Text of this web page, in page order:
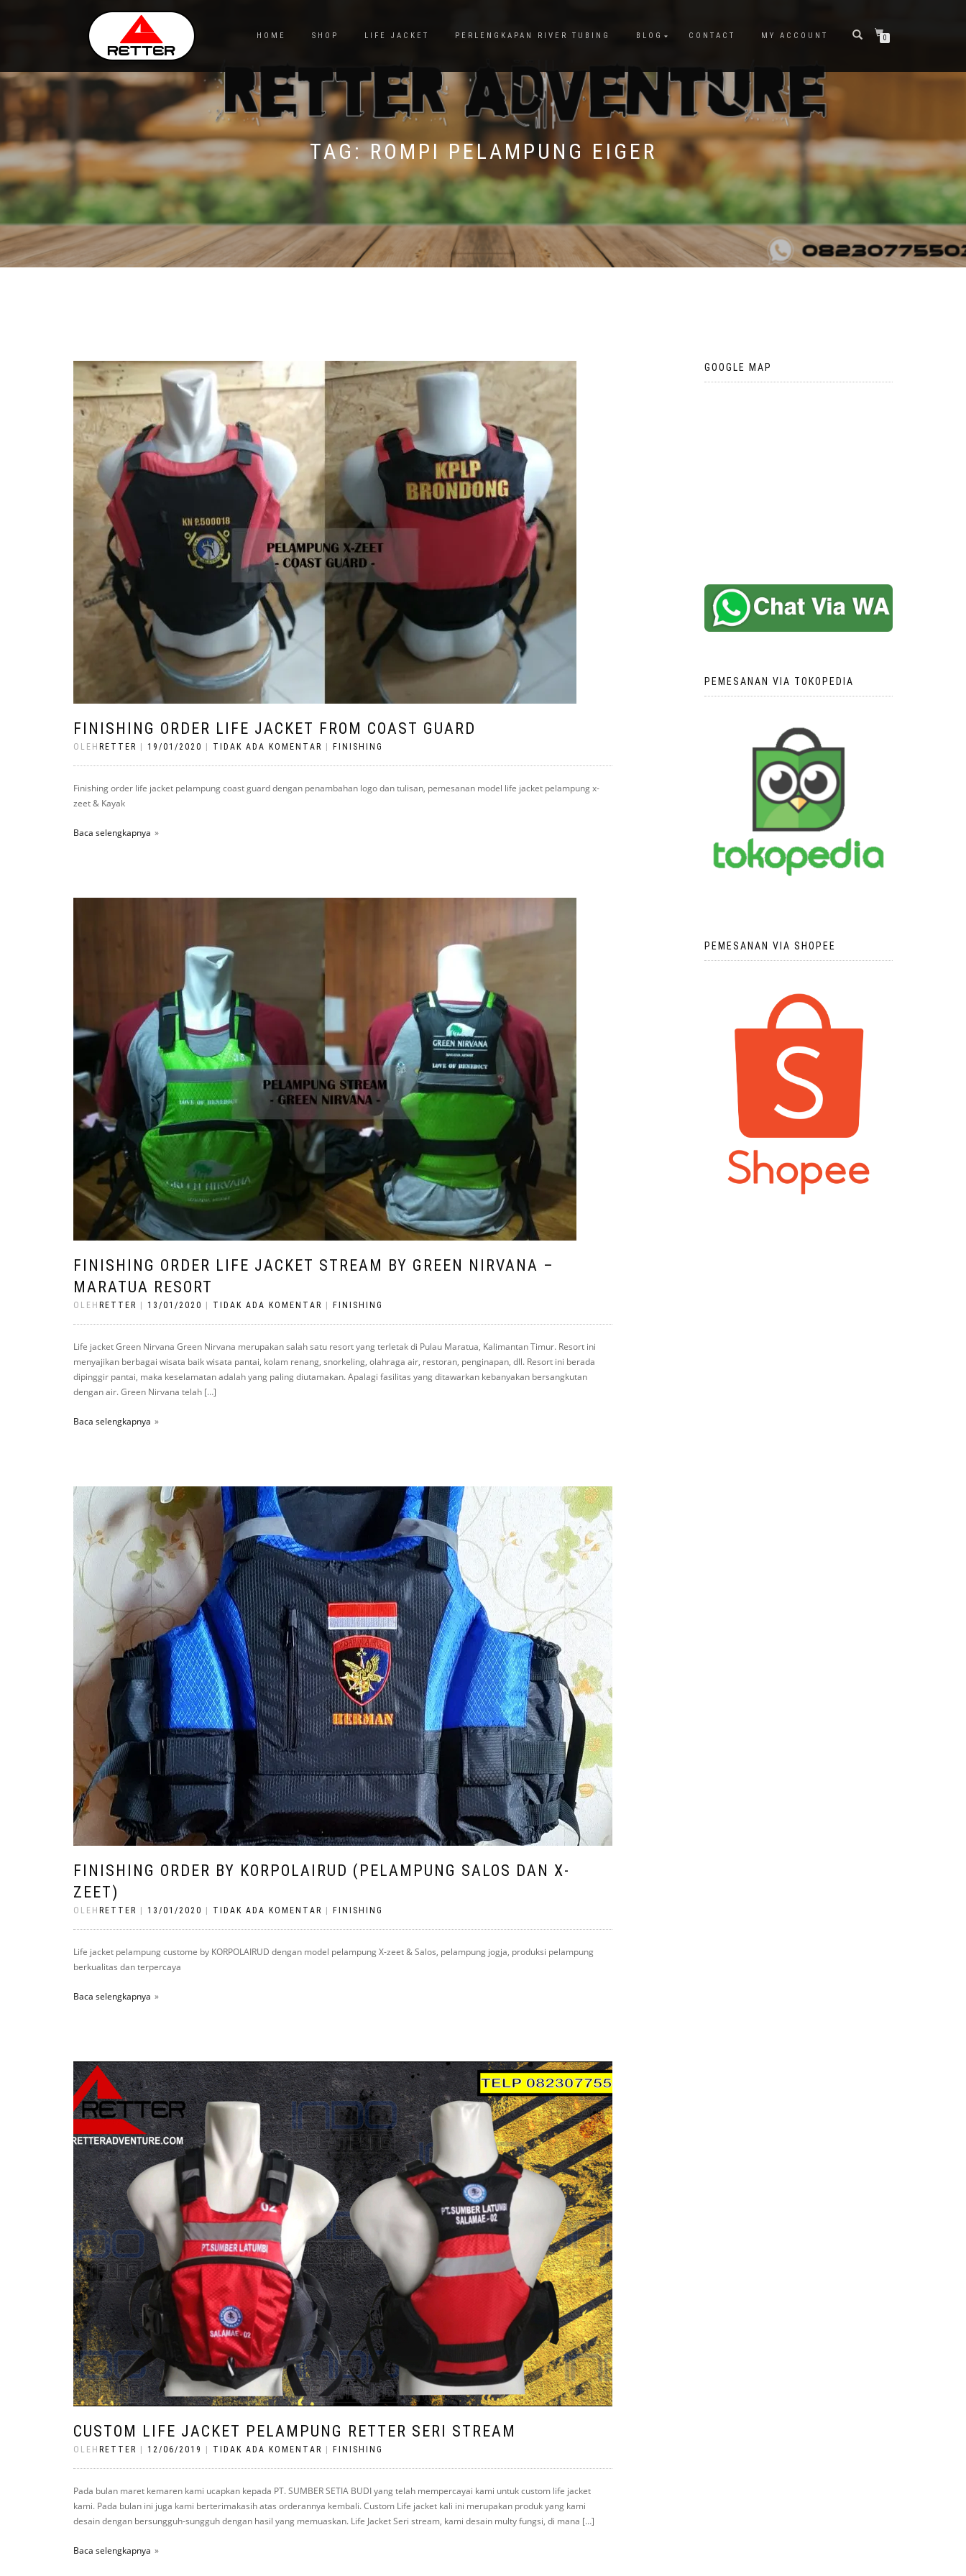
HOME SHOP LIFE JACKET PERLENGKAPAN RIVER TUBING BLOG CONTACT MY ACCOUNT 0
TAG:ROMPI PELAMPUNG EIGER
FINISHING ORDER LIFE JACKET FROM COAST GUARD
OLEH RETTER 19/01/2020 TIDAK ADA KOMENTAR FINISHING
Finishing order life jacket pelampung coast guard dengan penambahan logo dan tulisan, pemesanan model life jacket pelampung x-
zeet & Kayak
Baca selengkapnya
FINISHING ORDER LIFE JACKET STREAM BY GREEN NIRVANA –
MARATUA RESORT
OLEH RETTER 13/01/2020 TIDAK ADA KOMENTAR FINISHING
Life jacket Green Nirvana Green Nirvana merupakan salah satu resort yang terletak di Pulau Maratua, Kalimantan Timur. Resort ini
menyajikan berbagai wisata baik wisata pantai, kolam renang, snorkeling, olahraga air, restoran, penginapan, dll. Resort ini berada
dipinggir pantai, maka keselamatan adalah yang paling diutamakan. Apalagi fasilitas yang ditawarkan kebanyakan bersangkutan
dengan air. Green Nirvana telah […]
Baca selengkapnya
FINISHING ORDER BY KORPOLAIRUD (PELAMPUNG SALOS DAN X-
ZEET)
OLEH RETTER 13/01/2020 TIDAK ADA KOMENTAR FINISHING
Life jacket pelampung custome by KORPOLAIRUD dengan model pelampung X-zeet & Salos, pelampung jogja, produksi pelampung
berkualitas dan terpercaya
Baca selengkapnya
CUSTOM LIFE JACKET PELAMPUNG RETTER SERI STREAM
OLEH RETTER 12/06/2019 TIDAK ADA KOMENTAR FINISHING
Pada bulan maret kemaren kami ucapkan kepada PT. SUMBER SETIA BUDI yang telah mempercayai kami untuk custom life jacket
kami. Pada bulan ini juga kami berterimakasih atas orderannya kembali. Custom Life jacket kali ini merupakan produk yang kami
desain dengan bersungguh-sungguh dengan hasil yang memuaskan. Life Jacket Seri stream, kami desain multy fungsi, di mana […]
Baca selengkapnya
GOOGLE MAP
PEMESANAN VIA TOKOPEDIA
PEMESANAN VIA SHOPEE